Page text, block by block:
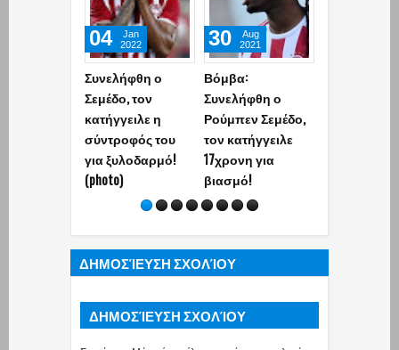
Συνελήφθη ο
Σεμέδο, τον
κατήγγειλε η
σύντροφός του
για ξυλοδαρμό!
(photo)
04
Jan
2022
Βόμβα:
Συνελήφθη ο
Ρούμπεν Σεμέδο,
τον κατήγγειλε
17χρονη για
βιασμό!
30
Aug
2021
ΔΗΜΟΣΊΕΥΣΗ ΣΧΟΛΊΟΥ
ΔΗΜΟΣΊΕΥΣΗ ΣΧΟΛΊΟΥ